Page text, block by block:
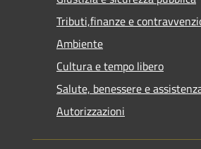
Tributi,finanze e
Ambiente
Cultura e tempo libero
Salute, benessere e
Autorizzazioni